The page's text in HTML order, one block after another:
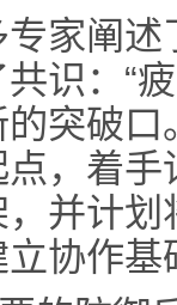
家阐
识：“
突破
，着手
并计
协作基